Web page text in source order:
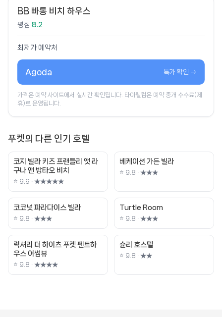
BB 빠통 비치 하우스
평점 8.2
최저가 예약처
Agoda 특가 확인 →
가격은 예약 사이트에서 실시간 확인됩니다. 타이웰컴은 예약 중개 수수료(제
휴)로 운영됩니다.
푸켓의 다른 인기 호텔
코지 빌라 키즈 프랜들리 앳 라
구나 앤 방타오 비치
⭐ 9.9 · ★★★★★
베케이션 가든 빌라
⭐ 9.8 · ★★★
코코넛 파라다이스 빌라
⭐ 9.8 · ★★★
Turtle Room
⭐ 9.8 · ★★★
럭셔리 더 하이츠 푸켓 펜트하
우스 어썸뷰
⭐ 9.8 · ★★★★
슌리 호스텔
⭐ 9.8 · ★★